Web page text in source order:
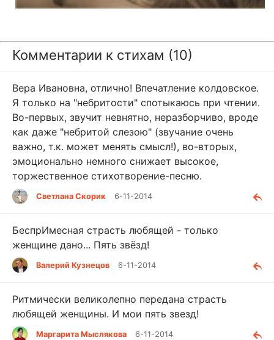
Комментарии к стихам (10)
Вера Ивановна, отлично! Впечатление колдовское.
Я только на "небритости" спотыкаюсь при чтении.
Во-первых, звучит невнятно, неразборчиво, вроде
как даже "небритой слезою" (звучание очень
важно, т.к. может менять смысл!), во-вторых,
эмоционально немного снижает высокое,
торжественное стихотворение-песню.
Светлана Скорик 6-11-2014
БеспрИмесная страсть любящей - только
женщине дано... Пять звёзд!
Валерий Кузнецов 6-11-2014
Ритмически великолепно передана страсть
любящей женщины. И мои пять звезд!
Маргарита Мыслякова 6-11-2014